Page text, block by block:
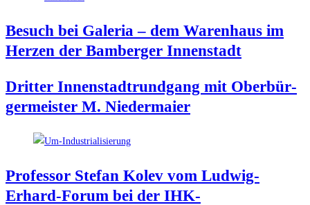
Besuch bei Gale­ria – dem Waren­haus im
Her­zen der Bam­ber­ger Innenstadt
Drit­ter Innen­stadt­rund­gang mit Ober­bür­
ger­meis­ter M. Niedermaier
Pro­fes­sor Ste­fan Kolev vom Lud­wig-
Erhard-Forum bei der IHK-